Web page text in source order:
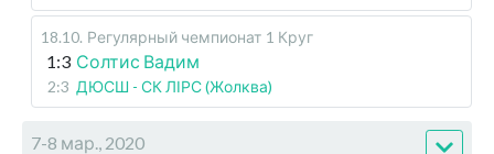
18.10. Регулярный чемпионат 1 Круг
1:3 Солтис Вадим
2:3 ДЮСШ - СК ЛІРС (Жолква)
7-8 мар., 2020